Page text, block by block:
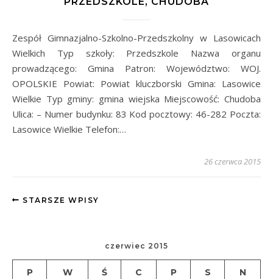
Zespół Gimnazjalno-Szkolno-Przedszkolny w Lasowicach
Wielkich Typ szkoły: Przedszkole Nazwa organu
prowadzącego: Gmina Patron: Województwo: WOJ.
OPOLSKIE Powiat: Powiat kluczborski Gmina: Lasowice
Wielkie Typ gminy: gmina wiejska Miejscowość: Chudoba
Ulica: – Numer budynku: 83 Kod pocztowy: 46-282 Poczta:
Lasowice Wielkie Telefon:…
26 czerwca 2015
STARSZE WPISY
czerwiec 2015
P W Ś C P S N